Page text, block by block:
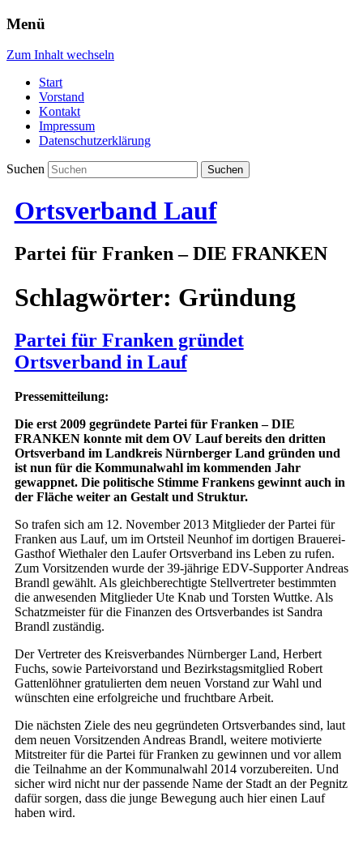
Menü
Zum Inhalt wechseln
Start
Vorstand
Kontakt
Impressum
Datenschutzerklärung
Suchen
Ortsverband Lauf
Partei für Franken – DIE FRANKEN
Schlagwörter: Gründung
Partei für Franken gründet
Ortsverband in Lauf
Pressemitteilung:
Die erst 2009 gegründete Partei für Franken – DIE
FRANKEN konnte mit dem OV Lauf bereits den dritten
Ortsverband im Landkreis Nürnberger Land gründen und
ist nun für die Kommunalwahl im kommenden Jahr
gewappnet. Die politische Stimme Frankens gewinnt auch in
der Fläche weiter an Gestalt und Struktur.
So trafen sich am 12. November 2013 Mitglieder der Partei für
Franken aus Lauf, um im Ortsteil Neunhof im dortigen Brauerei-
Gasthof Wiethaler den Laufer Ortsverband ins Leben zu rufen.
Zum Vorsitzenden wurde der 39-jährige EDV-Supporter Andreas
Brandl gewählt. Als gleichberechtigte Stellvertreter bestimmten
die anwesenden Mitglieder Ute Knab und Torsten Wuttke. Als
Schatzmeister für die Finanzen des Ortsverbandes ist Sandra
Brandl zuständig.
Der Vertreter des Kreisverbandes Nürnberger Land, Herbert
Fuchs, sowie Parteivorstand und Bezirkstagsmitglied Robert
Gattenlöhner gratulierten dem neuen Vorstand zur Wahl und
wünschten eine erfolgreiche und fruchtbare Arbeit.
Die nächsten Ziele des neu gegründeten Ortsverbandes sind, laut
dem neuen Vorsitzenden Andreas Brandl, weitere motivierte
Mitstreiter für die Partei für Franken zu gewinnen und vor allem
die Teilnahme an der Kommunalwahl 2014 vorzubereiten. Und
sicher wird nicht nur der passende Name der Stadt an der Pegnitz
dafür sorgen, dass die junge Bewegung auch hier einen Lauf
haben wird.